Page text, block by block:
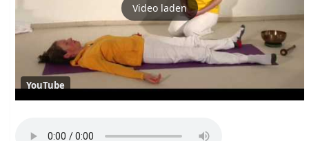
Video laden
YouTube